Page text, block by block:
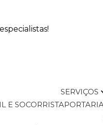
SERVIÇOS
E SOCORRISTA